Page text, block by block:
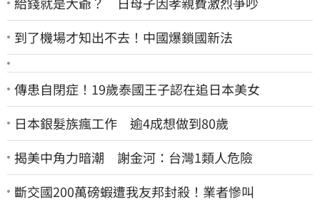
到了機場才知出不去！中國爆鎖國新法
傳患自閉症！19歲泰國王子認在追日本美女
日本銀髮族瘋工作 逾4成想做到80歲
揭美中角力暗潮 謝金河：台灣1類人危險
斷交國200萬磅蝦遭我友邦封殺！業者慘叫